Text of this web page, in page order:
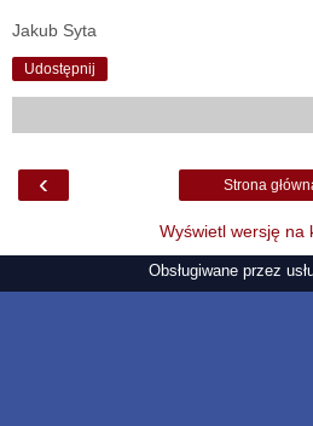
Jakub Syta
Udostępnij
‹ Strona
Wyświetl wersję na
Obsługiwane przez